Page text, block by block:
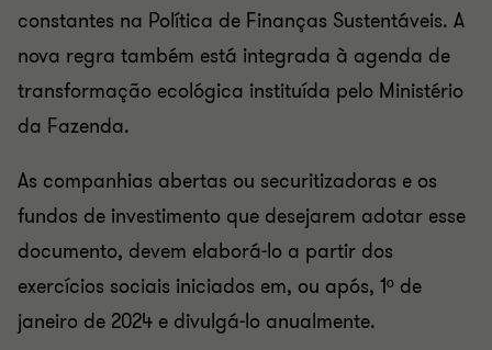
constantes na Política de Finanças Sustentáveis. A
nova regra também está integrada à agenda de
transformação ecológica instituída pelo Ministério
da Fazenda.
As companhias abertas ou securitizadoras e os
fundos de investimento que desejarem adotar esse
documento, devem elaborá-lo a partir dos
exercícios sociais iniciados em, ou após, 1º de
janeiro de 2024 e divulgá-lo anualmente.